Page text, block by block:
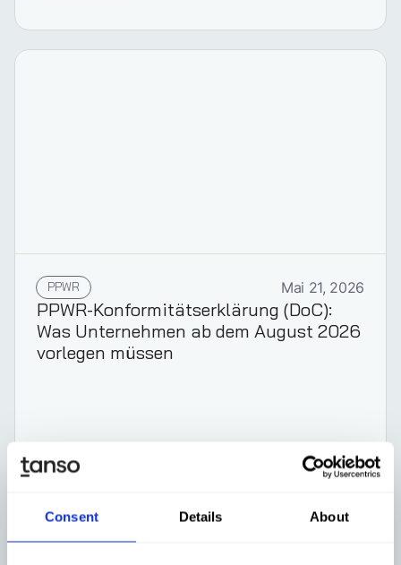
Consent Details About
PPWR Mai 21, 2026
PPWR-Konformitätserklärung (DoC):
Was Unternehmen ab dem August 2026
vorlegen müssen